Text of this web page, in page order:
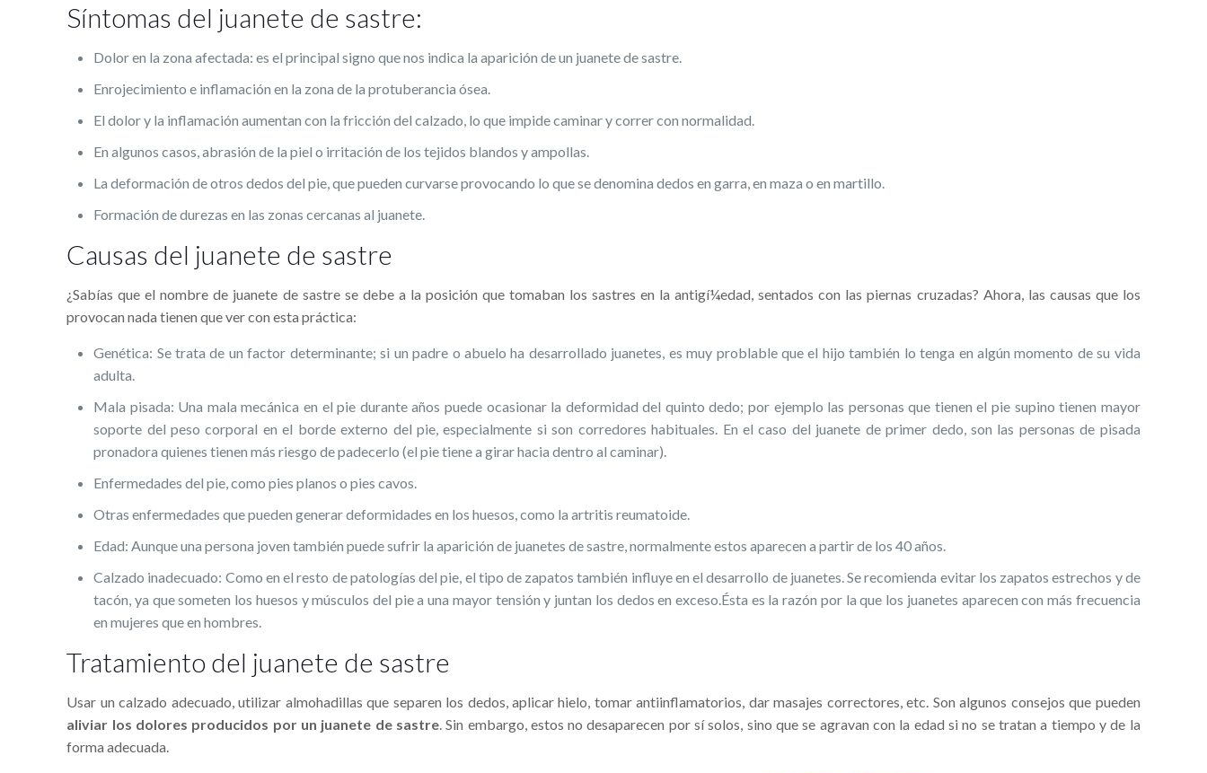
Sí­ntomas del juanete de sastre:
Dolor en la zona afectada: es el principal signo que nos indica la aparición de un juanete de sastre.
Enrojecimiento e inflamación en la zona de la protuberancia ósea.
El dolor y la inflamación aumentan con la fricción del calzado, lo que impide caminar y correr con normalidad.
En algunos casos, abrasión de la piel o irritación de los tejidos blandos y ampollas.
La deformación de otros dedos del pie, que pueden curvarse provocando lo que se denomina dedos en garra, en maza o en martillo.
Formación de durezas en las zonas cercanas al juanete.
Causas del juanete de sastre
¿Sabí­as que el nombre de juanete de sastre se debe a la posición que tomaban los sastres en la antigí¼edad, sentados con las piernas cruzadas? Ahora, las causas que los
provocan nada tienen que ver con esta práctica:
Genética: Se trata de un factor determinante; si un padre o abuelo ha desarrollado juanetes, es muy problable que el hijo también lo tenga en algún momento de su vida
adulta.
Mala pisada: Una mala mecánica en el pie durante años puede ocasionar la deformidad del quinto dedo; por ejemplo las personas que tienen el pie supino tienen mayor
soporte del peso corporal en el borde externo del pie, especialmente si son corredores habituales. En el caso del juanete de primer dedo, son las personas de pisada
pronadora quienes tienen más riesgo de padecerlo (el pie tiene a girar hacia dentro al caminar).
Enfermedades del pie, como pies planos o pies cavos.
Otras enfermedades que pueden generar deformidades en los huesos, como la artritis reumatoide.
Edad: Aunque una persona joven también puede sufrir la aparición de juanetes de sastre, normalmente estos aparecen a partir de los 40 años.
Calzado inadecuado: Como en el resto de patologí­as del pie, el tipo de zapatos también influye en el desarrollo de juanetes. Se recomienda evitar los zapatos estrechos y de
tacón, ya que someten los huesos y músculos del pie a una mayor tensión y juntan los dedos en exceso.Ésta es la razón por la que los juanetes aparecen con más frecuencia
en mujeres que en hombres.
Tratamiento del juanete de sastre
Usar un calzado adecuado, utilizar almohadillas que separen los dedos, aplicar hielo, tomar antiinflamatorios, dar masajes correctores, etc. Son algunos consejos que pueden
aliviar los dolores producidos por un juanete de sastre. Sin embargo, estos no desaparecen por sí­ solos, sino que se agravan con la edad si no se tratan a tiempo y de la
forma adecuada.